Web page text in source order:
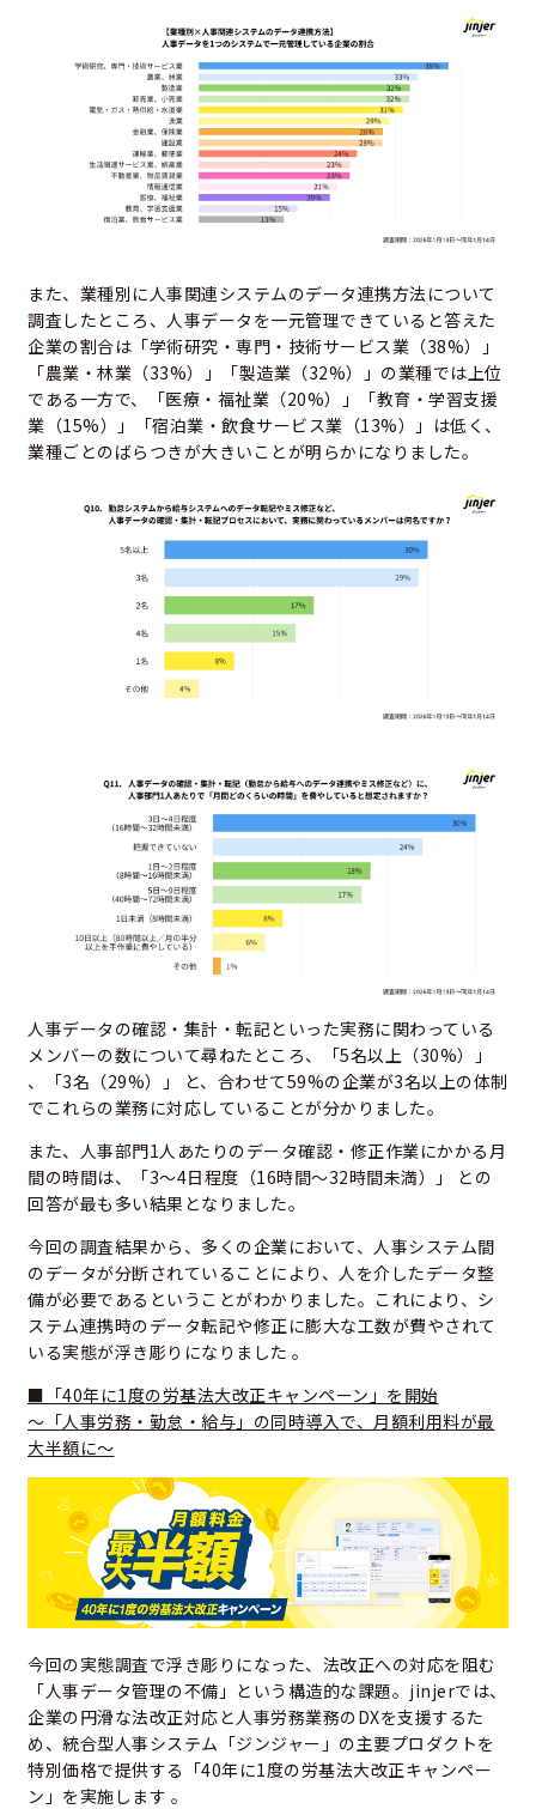
また、業種別に人事関連システムのデータ連携方法について
調査したところ、人事データを一元管理できていると答えた
企業の割合は「学術研究・専門・技術サービス業（38%）」
「農業・林業（33%）」「製造業（32%）」の業種では上位
である一方で、「医療・福祉業（20%）」「教育・学習支援
業（15%）」「宿泊業・飲食サービス業（13%）」は低く、
業種ごとのばらつきが大きいことが明らかになりました。
人事データの確認・集計・転記といった実務に関わっている
メンバーの数について尋ねたところ、「5名以上（30%）」
、「3名（29%）」 と、合わせて59%の企業が3名以上の体制
でこれらの業務に対応していることが分かりました。
また、人事部門1人あたりのデータ確認・修正作業にかかる月
間の時間は、「3〜4日程度（16時間〜32時間未満）」 との
回答が最も多い結果となりました。
今回の調査結果から、多くの企業において、人事システム間
のデータが分断されていることにより、人を介したデータ整
備が必要であるということがわかりました。これにより、シ
ステム連携時のデータ転記や修正に膨大な工数が費やされて
いる実態が浮き彫りになりました 。
■「40年に1度の労基法大改正キャンペーン」を開始
〜「人事労務・勤怠・給与」の同時導入で、月額利用料が最
大半額に〜
今回の実態調査で浮き彫りになった、法改正への対応を阻む
「人事データ管理の不備」という構造的な課題。jinjerでは、
企業の円滑な法改正対応と人事労務業務のDXを支援するた
め、統合型人事システム「ジンジャー」の主要プロダクトを
特別価格で提供する「40年に1度の労基法大改正キャンペー
ン」を実施します 。